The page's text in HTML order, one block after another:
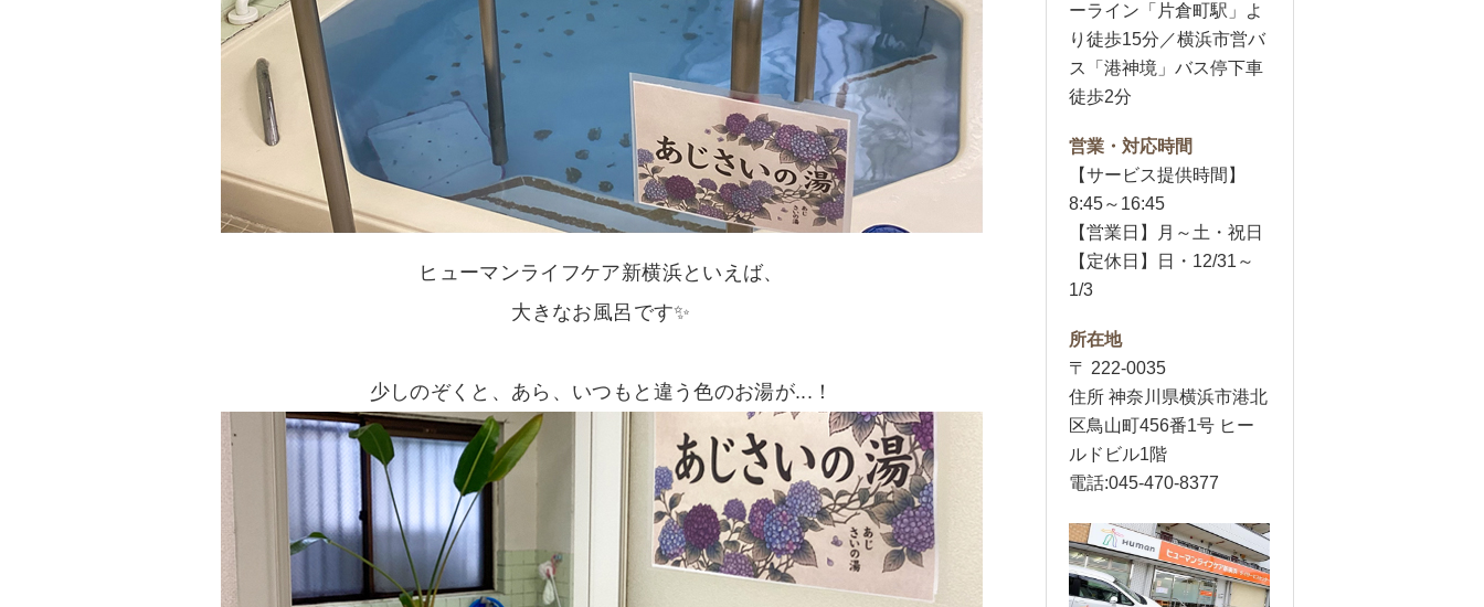
ヒューマンライフケア新横浜といえば、
大きなお風呂です✨
少しのぞくと、あら、いつもと違う色のお湯が...！
ーライン「片倉町駅」よ
り徒歩15分／横浜市営バ
ス「港神境」バス停下車
徒歩2分
営業・対応時間
【サービス提供時間】
8:45～16:45
【営業日】月～土・祝日
【定休日】日・12/31～
1/3
所在地
〒 222-0035
住所 神奈川県横浜市港北
区鳥山町456番1号 ヒー
ルドビル1階
電話:045-470-8377